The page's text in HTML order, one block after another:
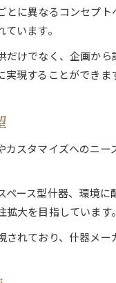
店舗什器の
店舗什器受
販促什器
店舗什器受
販促什器
店舗什器の
に異なるコンセプ
います。
けでなく、企画か
現することができま
スタマイズへのニ
ース型什器、環境
大を目指しています。
れており、什器メ